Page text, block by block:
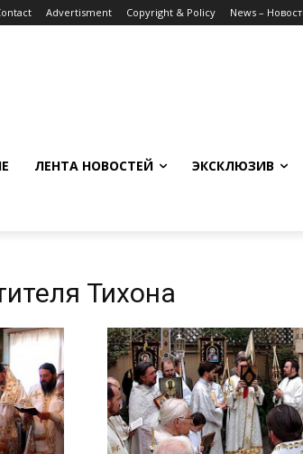
Advertisment Copyright & Policy News –
ЛЕНТА НОВОСТЕЙ ЭКСКЛЮЗИВ
Тихона